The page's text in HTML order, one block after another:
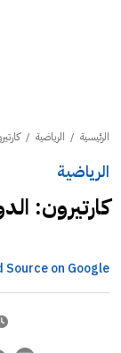
الرئيسية / الرياضية /
الرياضية
كارتيرون:
on Google